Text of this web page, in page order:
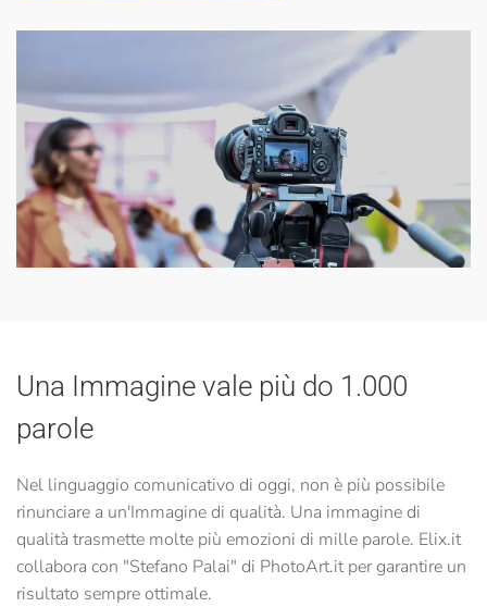
Una Immagine vale più do 1.000
parole
Nel linguaggio comunicativo di oggi, non è più possibile
rinunciare a un'Immagine di qualità. Una immagine di
qualità trasmette molte più emozioni di mille parole. Elix.it
collabora con "Stefano Palai" di PhotoArt.it per garantire un
risultato sempre ottimale.